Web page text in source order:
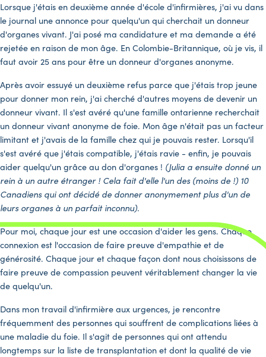
Lorsque j'étais en deuxième année d'école d'infirmières, j'ai vu dans
le journal une annonce pour quelqu'un qui cherchait un donneur
d'organes vivant. J'ai posé ma candidature et ma demande a été
rejetée en raison de mon âge. En Colombie-Britannique, où je vis, il
faut avoir 25 ans pour être un donneur d'organes anonyme.
Après avoir essuyé un deuxième refus parce que j'étais trop jeune
pour donner mon rein, j'ai cherché d'autres moyens de devenir un
donneur vivant. Il s'est avéré qu'une famille ontarienne recherchait
un donneur vivant anonyme de foie. Mon âge n'était pas un facteur
limitant et j'avais de la famille chez qui je pouvais rester. Lorsqu'il
s'est avéré que j'étais compatible, j'étais ravie - enfin, je pouvais
aider quelqu'un grâce au don d'organes ! (Julia a ensuite donné un
rein à un autre étranger ! Cela fait d'elle l'un des (moins de !) 10
Canadiens qui ont décidé de donner anonymement plus d'un de
leurs organes à un parfait inconnu).
Pour moi, chaque jour est une occasion d'aider les gens. Chaque
connexion est l'occasion de faire preuve d'empathie et de
générosité. Chaque jour et chaque façon dont nous choisissons de
faire preuve de compassion peuvent véritablement changer la vie
de quelqu'un.
Dans mon travail d'infirmière aux urgences, je rencontre
fréquemment des personnes qui souffrent de complications liées à
une maladie du foie. Il s'agit de personnes qui ont attendu
longtemps sur la liste de transplantation et dont la qualité de vie